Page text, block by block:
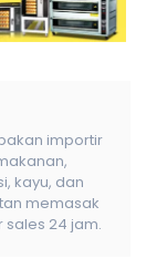
importir
kayu, dan
memasak
24 jam.